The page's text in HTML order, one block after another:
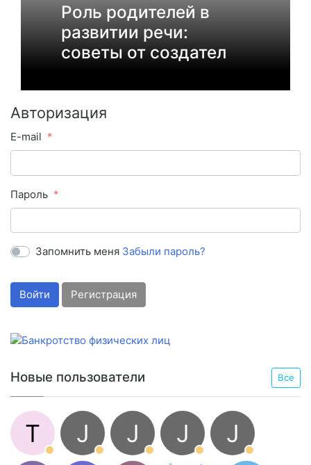
Роль родителей в
развитии речи:
советы от создател
Авторизация
E-mail
Пароль
Запомнить меня Забыли пароль?
Войти Регистрация
Новые пользователи Все
T J J J
J